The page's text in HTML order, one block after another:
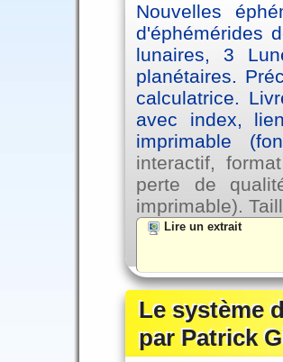
Nouvelles
d'éphémérides
lunaires, 3
planétaires.
calculatrice.
avec index,
imprimable
interactif,
perte de
imprimable).
Lire un extrait
Le système
par Patrick